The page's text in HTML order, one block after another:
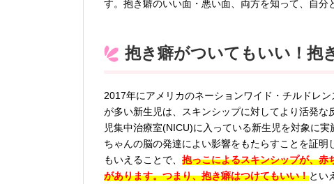
す。抱き癖のいい面・悪い面、両方を知って、自分
抱き癖がついてもいい！抱
2017年にアメリカのネーションワイド・チルドレ
が多い新生児は、スキンシップに対してより活発
児集中治療室(NICU)に入っている新生児を対象に
ちゃんの脳の発達によい影響をもたらすことを証
もいえることで、 抱っこによるスキンシップが、赤
があります。つまり、抱き癖はつけてもいい！とい